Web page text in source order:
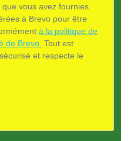
que vous avez fournies
à Brevo pour être
à la politique de
de Brevo. Tout est
et respecte le